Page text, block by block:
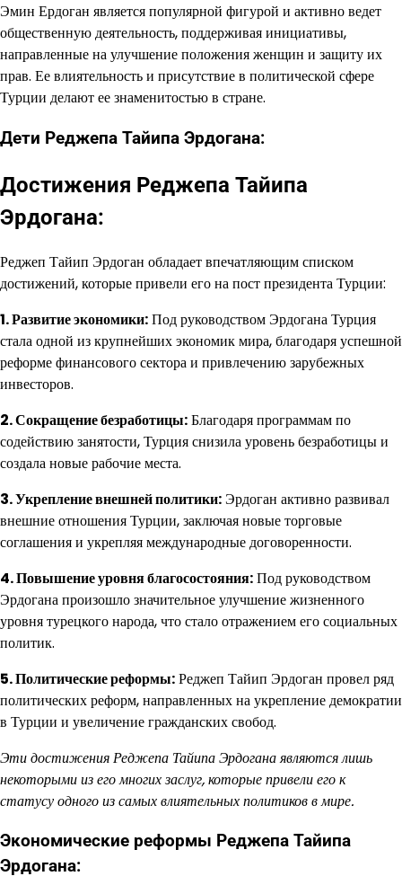
Эмин Ердоган является популярной фигурой и активно ведет
общественную деятельность, поддерживая инициативы,
направленные на улучшение положения женщин и защиту их
прав. Ее влиятельность и присутствие в политической сфере
Турции делают ее знаменитостью в стране.
Дети Реджепа Тайипа Эрдогана:
Достижения Реджепа Тайипа
Эрдогана:
Реджеп Тайип Эрдоган обладает впечатляющим списком
достижений, которые привели его на пост президента Турции:
1. Развитие экономики:Под руководством Эрдогана Турция
стала одной из крупнейших экономик мира, благодаря успешной
реформе финансового сектора и привлечению зарубежных
инвесторов.
2. Сокращение безработицы:Благодаря программам по
содействию занятости, Турция снизила уровень безработицы и
создала новые рабочие места.
3. Укрепление внешней политики:Эрдоган активно развивал
внешние отношения Турции, заключая новые торговые
соглашения и укрепляя международные договоренности.
4. Повышение уровня благосостояния:Под руководством
Эрдогана произошло значительное улучшение жизненного
уровня турецкого народа, что стало отражением его социальных
политик.
5. Политические реформы:Реджеп Тайип Эрдоган провел ряд
политических реформ, направленных на укрепление демократии
в Турции и увеличение гражданских свобод.
Эти достижения Реджепа Тайипа Эрдогана являются лишь
некоторыми из его многих заслуг, которые привели его к
статусу одного из самых влиятельных политиков в мире.
Экономические реформы Реджепа Тайипа
Эрдогана: